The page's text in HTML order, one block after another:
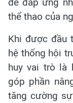
thể thao của
Khi được đầu
hệ thống hội
huy vai trò là
góp phần
tăng cường